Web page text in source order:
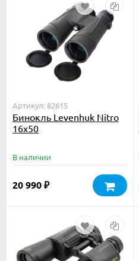
Артикул: 82615
Бинокль Levenhuk Nitro
16x50
В наличии
20 990 ₽